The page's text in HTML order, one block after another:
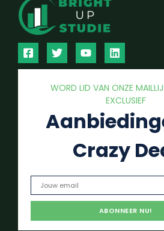
WORD LID VAN ONZE
EXCLUSIEF
Crazy